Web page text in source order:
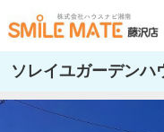
ソレイユガーデンハ